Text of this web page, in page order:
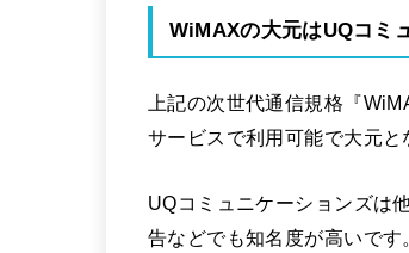
WiMAXの大元はUQコミ
上記の次世代通信規格『
サービスで利用可能で大元と
UQコミュニケーションズは
告などでも知名度が高いです